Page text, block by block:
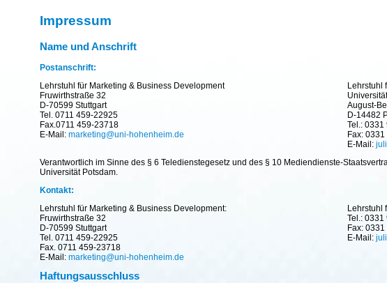
Impressum
Name und Anschrift
Postanschrift:
Lehrstuhl für Marketing & Business Development
Fruwirthstraße 32
D-70599 Stuttgart
Tel. 0711 459-22925
Fax.0711 459-23718
E-Mail: marketing@uni-hohenheim.de
Lehrstuhl
August-
D-14482
Tel.:
Fax:
E-Mail:
Verantwortlich im Sinne des § 6 Teledienstegesetz und des § 10 Mediendienste-
Universität Potsdam.
Kontakt:
Lehrstuhl für Marketing & Business Development:
Fruwirthstraße 32
D-70599 Stuttgart
Tel. 0711 459-22925
Fax. 0711 459-23718
E-Mail: marketing@uni-hohenheim.de
Lehrstuhl
Tel.:
Fax:
E-Mail:
Haftungsausschluss